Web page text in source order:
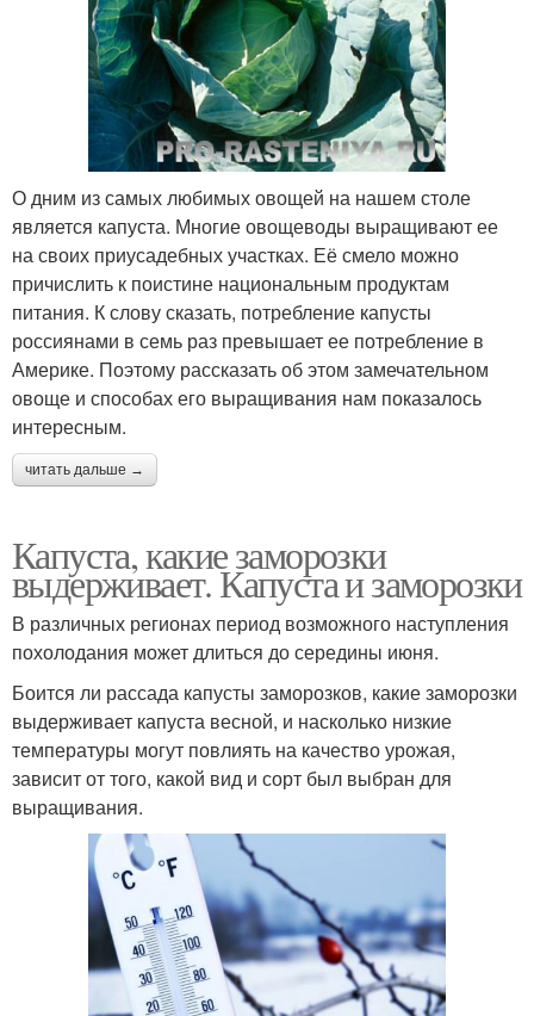
О дним из самых любимых овощей на нашем столе
является капуста. Многие овощеводы выращивают ее
на своих приусадебных участках. Её смело можно
причислить к поистине национальным продуктам
питания. К слову сказать, потребление капусты
россиянами в семь раз превышает ее потребление в
Америке. Поэтому рассказать об этом замечательном
овоще и способах его выращивания нам показалось
интересным.
читать дальше →
Капуста, какие заморозки
выдерживает. Капуста и заморозки
В различных регионах период возможного наступления
похолодания может длиться до середины июня.
Боится ли рассада капусты заморозков, какие заморозки
выдерживает капуста весной, и насколько низкие
температуры могут повлиять на качество урожая,
зависит от того, какой вид и сорт был выбран для
выращивания.